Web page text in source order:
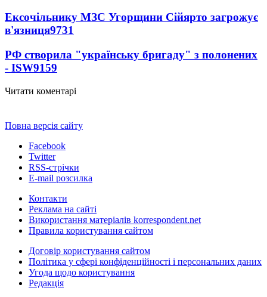
Ексочільнику МЗС Угорщини Сійярто загрожує
в'язниця9731
РФ створила "українську бригаду" з полонених
- ISW9159
Читати коментарі
Повна версія сайту
Facebook
Twitter
RSS-стрічки
E-mail розсилка
Контакти
Реклама на сайті
Використання матеріалів korrespondent.net
Правила користування сайтом
Договір користування сайтом
Політика у сфері конфіденційності і персональних даних
Угода щодо користування
Редакція